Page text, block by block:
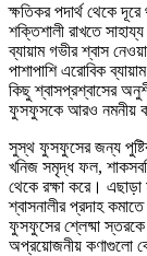
ক্ষতিকর পদার্থ থেকে
শক্তিশালী রাখতে
ব্যায়াম গভীর শ্বাস
পাশাপাশি এরোবিক
কিছু শ্বাসপ্রশ্বাসের
ফুসফুসকে আরও নমনীয়
সুস্থ ফুসফুসের জন্য
খনিজ সমৃদ্ধ ফল,
থেকে রক্ষা করে। এছাড়া
শ্বাসনালীর প্রদাহ
ফুসফুসের শ্লেষ্মা
অপ্রয়োজনীয় কণাগুলো